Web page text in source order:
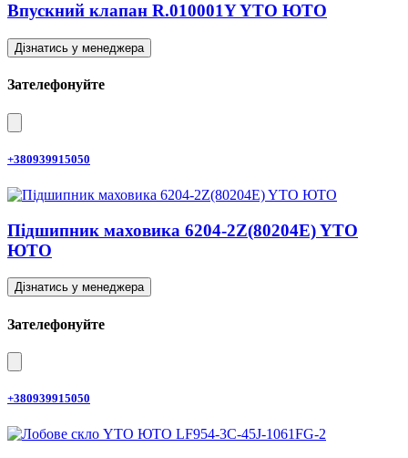
Впускний клапан R.010001Y YTO ЮТО
Дізнатись у менеджера
Зателефонуйте
+380939915050
Підшипник маховика 6204-2Z(80204E) YTO
ЮТО
Дізнатись у менеджера
Зателефонуйте
+380939915050